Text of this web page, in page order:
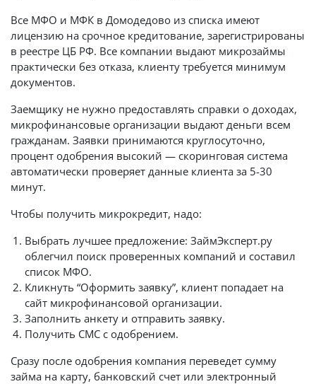
Все МФО и МФК в Домодедово из списка имеют
лицензию на срочное кредитование, зарегистрированы
в реестре ЦБ РФ. Все компании выдают микрозаймы
практически без отказа, клиенту требуется минимум
документов.
Заемщику не нужно предоставлять справки о доходах,
микрофинансовые организации выдают деньги всем
гражданам. Заявки принимаются круглосуточно,
процент одобрения высокий — скоринговая система
автоматически проверяет данные клиента за 5-30
минут.
Чтобы получить микрокредит, надо:
Выбрать лучшее предложение: ЗаймЭксперт.ру
облегчил поиск проверенных компаний и составил
список МФО.
Кликнуть “Оформить заявку”, клиент попадает на
сайт микрофинансовой организации.
Заполнить анкету и отправить заявку.
Получить СМС с одобрением.
Сразу после одобрения компания переведет сумму
займа на карту, банковский счет или электронный